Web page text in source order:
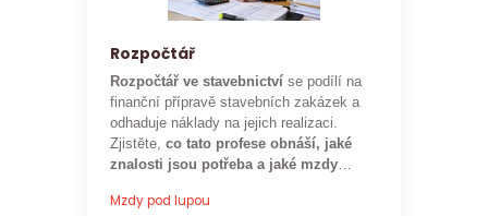
Rozpočtář
Rozpočtář ve stavebnictví se podílí na
finanční přípravě stavebních zakázek a
odhaduje náklady na jejich realizaci.
Zjistěte, co tato profese obnáší, jaké
znalosti jsou potřeba a jaké mzdy
očekávat.
Mzdy pod lupou